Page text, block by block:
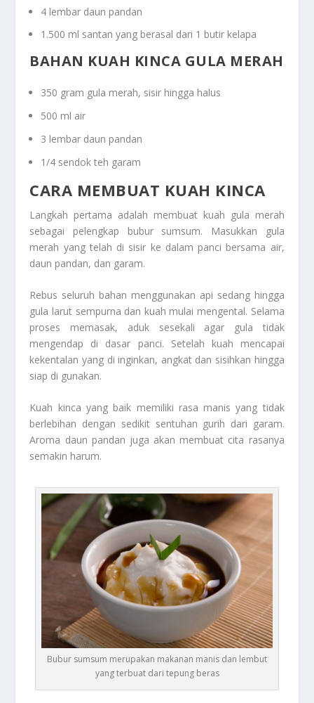
4 lembar daun pandan
1.500 ml santan yang berasal dari 1 butir kelapa
BAHAN KUAH KINCA GULA MERAH
350 gram gula merah, sisir hingga halus
500 ml air
3 lembar daun pandan
1/4 sendok teh garam
CARA MEMBUAT KUAH KINCA
Langkah pertama adalah membuat kuah gula merah
sebagai pelengkap bubur sumsum. Masukkan gula
merah yang telah di sisir ke dalam panci bersama air,
daun pandan, dan garam.
Rebus seluruh bahan menggunakan api sedang hingga
gula larut sempurna dan kuah mulai mengental. Selama
proses memasak, aduk sesekali agar gula tidak
mengendap di dasar panci. Setelah kuah mencapai
kekentalan yang di inginkan, angkat dan sisihkan hingga
siap di gunakan.
Kuah kinca yang baik memiliki rasa manis yang tidak
berlebihan dengan sedikit sentuhan gurih dari garam.
Aroma daun pandan juga akan membuat cita rasanya
semakin harum.
Bubur sumsum merupakan makanan manis dan lembut
yang terbuat dari tepung beras